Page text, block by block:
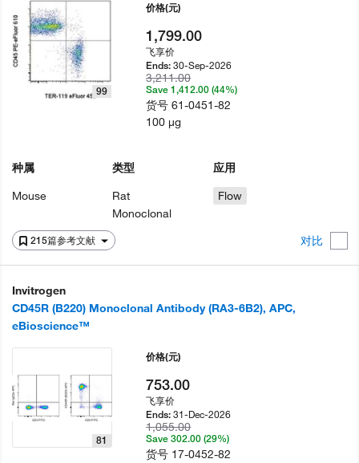
215篇参考文献 对比
99
种属
Mouse
类型
Rat
Monoclonal
应用
Flow
价格(元)
1,799.00
飞享价
Ends:30-Sep-2026
3,211.00
Save 1,412.00 (44%)
货号61-0451-82
100 µg
Invitrogen
CD45R (B220) Monoclonal Antibody (RA3-6B2), APC,
eBioscience™
81
价格(元)
753.00
飞享价
Ends:31-Dec-2026
1,055.00
Save 302.00 (29%)
货号 17-0452-82